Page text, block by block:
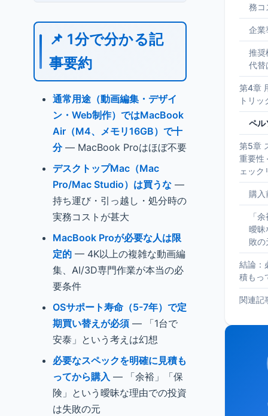
📌 1分で分かる記
事要約
通常用途（動画編集・デザイ
ン・Web制作）ではMacBook
Air（M4、メモリ16GB）で十
分— MacBook Proはほぼ不要
デスクトップMac（Mac
Pro/Mac Studio）は買うな —
持ち運び・引っ越し・処分時の
実務コストが甚大
MacBook Proが必要な人は限
定的 — 4K以上の複雑な動画編
集、AI/3D専門作業が本当の必
要条件
OSサポート寿命（5-7年）で定
期買い替えが必須 — 「1台で
安泰」という考えは幻想
必要なスペックを明確に見積も
ってから購入 — 「余裕」「保
険」という曖昧な理由での投資
は失敗の元
務コ
企業
推奨
代替
第4章
トリッ
ペル
第5章
重要性
ェック
購入
「
曖昧
敗の
結論：
積もっ
関連記